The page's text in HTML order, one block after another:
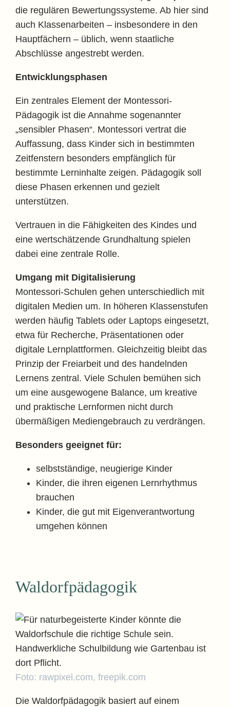
die regulären Bewertungssysteme. Ab hier sind
auch Klassenarbeiten – insbesondere in den
Hauptfächern – üblich, wenn staatliche
Abschlüsse angestrebt werden.
Entwicklungsphasen
Ein zentrales Element der Montessori-
Pädagogik ist die Annahme sogenannter
„sensibler Phasen“. Montessori vertrat die
Auffassung, dass Kinder sich in bestimmten
Zeitfenstern besonders empfänglich für
bestimmte Lerninhalte zeigen. Pädagogik soll
diese Phasen erkennen und gezielt
unterstützen.
Vertrauen in die Fähigkeiten des Kindes und
eine wertschätzende Grundhaltung spielen
dabei eine zentrale Rolle.
Umgang mit Digitalisierung
Montessori-Schulen gehen unterschiedlich mit
digitalen Medien um. In höheren Klassenstufen
werden häufig Tablets oder Laptops eingesetzt,
etwa für Recherche, Präsentationen oder
digitale Lernplattformen. Gleichzeitig bleibt das
Prinzip der Freiarbeit und des handelnden
Lernens zentral. Viele Schulen bemühen sich
um eine ausgewogene Balance, um kreative
und praktische Lernformen nicht durch
übermäßigen Mediengebrauch zu verdrängen.
Besonders geeignet für:
selbstständige, neugierige Kinder
Kinder, die ihren eigenen Lernrhythmus
brauchen
Kinder, die gut mit Eigenverantwortung
umgehen können
Waldorfpädagogik
Foto: rawpixel.com, freepik.com
Die Waldorfpädagogik basiert auf einem